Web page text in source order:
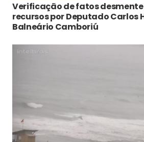
Verificação de fatos
recursos por Deputado Carlos
Balneário Camboriú